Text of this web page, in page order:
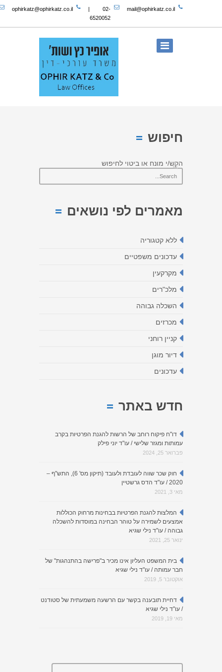
mail@ophirkatz.co.il
02-
6520052
|
ophirkatz@ophirkatz.co.il
חיפוש
הקש/י מונח או ביטוי לחיפוש
מאמרים לפי נושאים
ללא קטגוריה
עדכונים משפטיים
מקרקעין
מלכ"רים
השכלה גבוהה
מכרזים
קניין רוחני
דיור מוגן
עדכונים
חדש באתר
דו"ח פיקוח רוחב של הרשות להגנת הפרטיות בקרב
עמותות ומגזר שלישי / עו"ד יוני פילק
פברואר 25, 2024
חוק שכר שווה לעובדת ולעובד (תיקון מס' 6), התש"ף –
2020 / עו"ד הדס גרשטיין
מאי 3, 2021
המלצות להגנת הפרטיות בבחינות מרחוק הכוללות
אמצעים לשמירה על טוהר הבחינה במוסדות להשכלה
גבוהה / עו"ד נילי שגיא
ינואר 25, 2021
בית המשפט העליון אינו מכיר ב"פרישה בהתנהגות" של
חבר עמותה / עו"ד נילי שגיא
אוקטובר 5, 2019
דחיית תובענה בקשר עם הרשעה משמעתית של סטודנט
/ עו"ד נילי שגיא
מאי 19, 2019